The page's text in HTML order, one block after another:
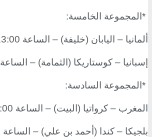
*المجموعة الخامسة:
ألمانيا – اليابان (خليفة) – الساعة 13:00
إسبانيا – كوستاريكا (الثمامة) – الساعة 16:00
*المجموعة السادسة:
المغرب – كرواتيا (البيت) – الساعة 10:00
بلجيكا – كندا (أحمد بن علي) – الساعة 19:00